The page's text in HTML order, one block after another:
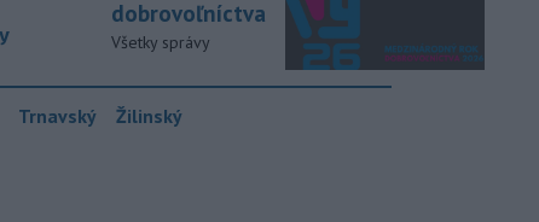
dobrovoľníctva
Všetky správy
Trnavský Žilinský